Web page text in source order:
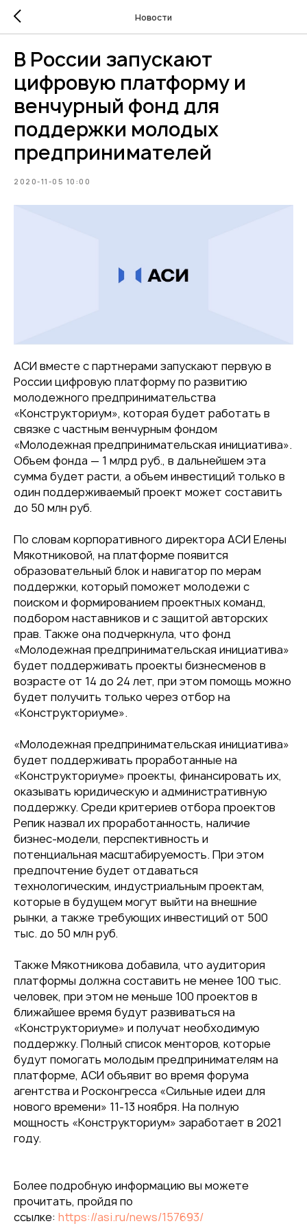
Новости
В России запускают
цифровую платформу и
венчурный фонд для
поддержки молодых
предпринимателей
2020-11-05 10:00
АСИ вместе с партнерами запускают первую в
России цифровую платформу по развитию
молодежного предпринимательства
«Конструкториум», которая будет работать в
связке с частным венчурным фондом
«Молодежная предпринимательская инициатива».
Объем фонда — 1 млрд руб., в дальнейшем эта
сумма будет расти, а объем инвестиций только в
один поддерживаемый проект может составить
до 50 млн руб.
По словам корпоративного директора АСИ Елены
Мякотниковой, на платформе появится
образовательный блок и навигатор по мерам
поддержки, который поможет молодежи с
поиском и формированием проектных команд,
подбором наставников и с защитой авторских
прав. Также она подчеркнула, что фонд
«Молодежная предпринимательская инициатива»
будет поддерживать проекты бизнесменов в
возрасте от 14 до 24 лет, при этом помощь можно
будет получить только через отбор на
«Конструкториуме».
«Молодежная предпринимательская инициатива»
будет поддерживать проработанные на
«Конструкториуме» проекты, финансировать их,
оказывать юридическую и административную
поддержку. Среди критериев отбора проектов
Репик назвал их проработанность, наличие
бизнес-модели, перспективность и
потенциальная масштабируемость. При этом
предпочтение будет отдаваться
технологическим, индустриальным проектам,
которые в будущем могут выйти на внешние
рынки, а также требующих инвестиций от 500
тыс. до 50 млн руб.
Также Мякотникова добавила, что аудитория
платформы должна составить не менее 100 тыс.
человек, при этом не меньше 100 проектов в
ближайшее время будут развиваться на
«Конструкториуме» и получат необходимую
поддержку. Полный список менторов, которые
будут помогать молодым предпринимателям на
платформе, АСИ объявит во время форума
агентства и Росконгресса «Сильные идеи для
нового времени» 11-13 ноября. На полную
мощность «Конструкториум» заработает в 2021
году.
Более подробную информацию вы можете
прочитать, пройдя по
ссылке: https://asi.ru/news/157693/